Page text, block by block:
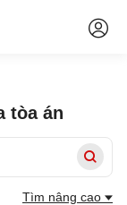
tòa án
Tìm nâng cao